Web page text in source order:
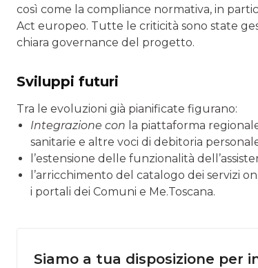
così come la compliance normativa, in
Act europeo. Tutte le criticità sono state
chiara governance del progetto.
Sviluppi futuri
Tra le evoluzioni già pianificate figurano:
Integrazione con la piattaforma
sanitarie e altre voci di debitoria
l’estensione delle funzionalità
l’arricchimento del catalogo dei servizi
i portali dei Comuni e Me.Toscana.
Siamo a tua disposizione per